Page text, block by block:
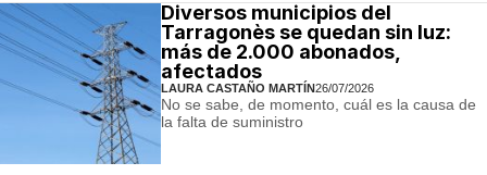
Diversos municipios del
Tarragonès se quedan sin luz:
más de 2.000 abonados,
afectados
LAURA CASTAÑO MARTÍN26/07/2026
No se sabe, de momento, cuál es la causa de
la falta de suministro